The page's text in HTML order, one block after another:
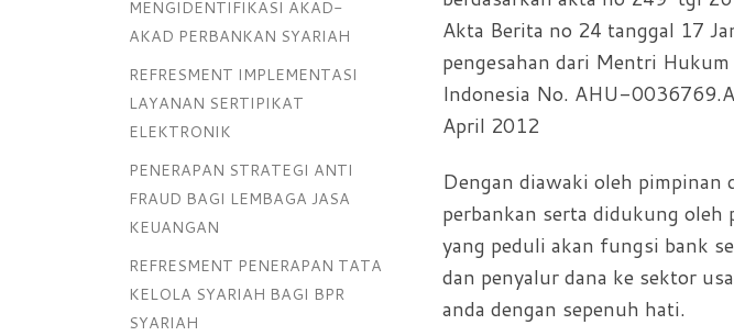
Akta Berita no 24 tanggal 17
pengesahan dari Mentri
Indonesia No. AHU-
April 2012
Dengan diawaki oleh pimpinan
perbankan serta didukung oleh
yang peduli akan fungsi bank
dan penyalur dana ke sektor
anda dengan sepenuh hati.
MENGIDENTIFIKASI AKAD-
AKAD PERBANKAN SYARIAH
REFRESMENT IMPLEMENTASI
LAYANAN SERTIPIKAT
ELEKTRONIK
PENERAPAN STRATEGI ANTI
FRAUD BAGI LEMBAGA JASA
KEUANGAN
REFRESMENT PENERAPAN TATA
KELOLA SYARIAH BAGI BPR
SYARIAH